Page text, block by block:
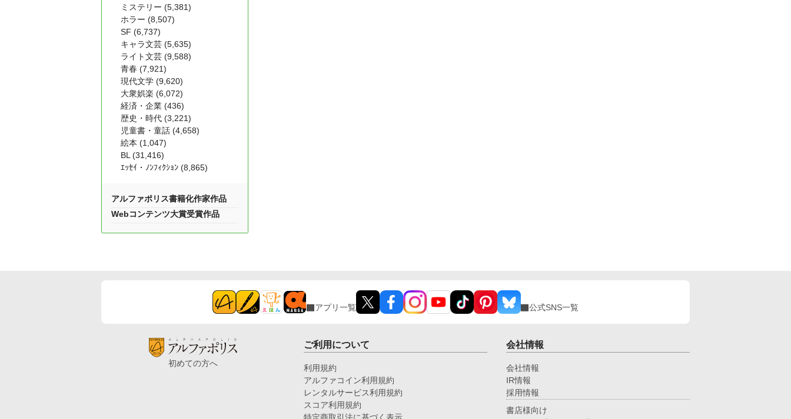
ミステリー (5,381)
ホラー (8,507)
SF (6,737)
キャラ文芸 (5,635)
ライト文芸 (9,588)
青春 (7,921)
現代文学 (9,620)
大衆娯楽 (6,072)
経済・企業 (436)
歴史・時代 (3,221)
児童書・童話 (4,658)
絵本 (1,047)
BL (31,416)
ｴｯｾｲ・ﾉﾝﾌｨｸｼｮﾝ (8,865)
アルファポリス書籍化作家作品
Webコンテンツ大賞受賞作品
アプリ一覧 公式SNS一覧
初めての方へ
ご利用について
利用規約
アルファコイン利用規約
レンタルサービス利用規約
スコア利用規約
会社情報
会社情報
IR情報
採用情報
書店様向け